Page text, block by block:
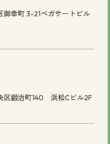
幸町 3-21ペガサートビル
鍛治町140 浜松Cビル2F